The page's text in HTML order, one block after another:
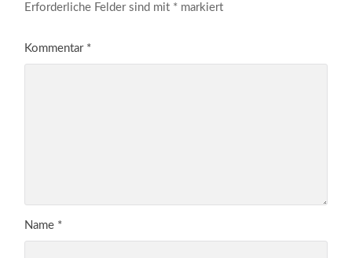
Erforderliche Felder sind mit * markiert
Kommentar *
Name *